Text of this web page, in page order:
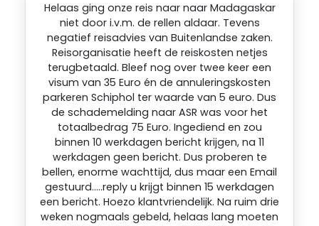
Helaas ging onze reis naar naar Madagaskar
niet door i.v.m. de rellen aldaar. Tevens
negatief reisadvies van Buitenlandse zaken.
Reisorganisatie heeft de reiskosten netjes
terugbetaald. Bleef nog over twee keer een
visum van 35 Euro én de annuleringskosten
parkeren Schiphol ter waarde van 5 euro. Dus
de schademelding naar ASR was voor het
totaalbedrag 75 Euro. Ingediend en zou
binnen 10 werkdagen bericht krijgen, na 11
werkdagen geen bericht. Dus proberen te
bellen, enorme wachttijd, dus maar een Email
gestuurd…..reply u krijgt binnen 15 werkdagen
een bericht. Hoezo klantvriendelijk. Na ruim drie
weken nogmaals gebeld, helaas lang moeten